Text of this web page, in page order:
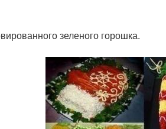
зеленого горошка.